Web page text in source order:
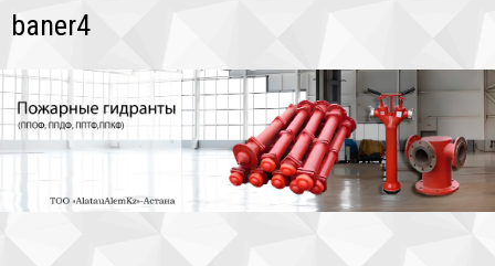
baner4